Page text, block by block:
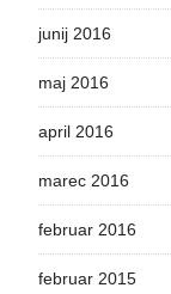
junij 2016
maj 2016
april 2016
marec 2016
februar 2016
februar 2015